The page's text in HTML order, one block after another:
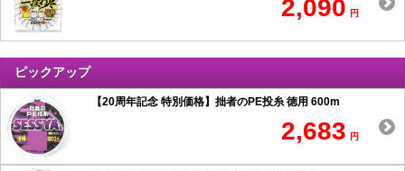
2,090 円
ピックアップ
【20周年記念 特別価格】拙者のPE投糸 徳用 600m
2,683 円